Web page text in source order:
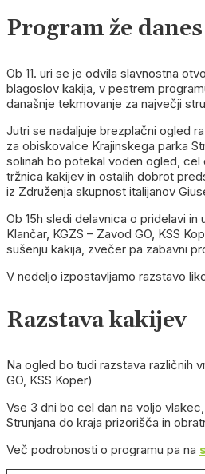
Program že danes
Ob 11. uri se je odvila slavnostna
blagoslov kakija, v pestrem
današnje tekmovanje za največji
Jutri se nadaljuje brezplačni ogled
za obiskovalce Krajinskega parka
solinah bo potekal voden ogled, cel
tržnica kakijev in ostalih dobrot
iz Združenja skupnost italijanov
Ob 15h sledi delavnica o pridelavi in
Klančar, KGZS – Zavod GO, KSS
sušenju kakija, zvečer pa zabavni
V nedeljo izpostavljamo razstavo
Razstava kakijev
Na ogled bo tudi razstava različnih
GO, KSS Koper)
Vse 3 dni bo cel dan na voljo
Strunjana do kraja prizorišča in
Več podrobnosti o programu pa na